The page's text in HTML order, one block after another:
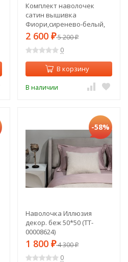
Комплект наволочек
сатин вышивка
Фиори,сиренево-белый,
50*70см (2шт) (TT-00015273)
2 600 ₽5 200₽
0
В корзину
В наличии
-58%
Наволочка Иллюзия
декор. беж 50*50 (TT-
00008624)
1 800 ₽4 300₽
0